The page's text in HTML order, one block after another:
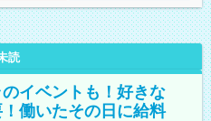
読
イベントも！好きな
働いたその日に給料